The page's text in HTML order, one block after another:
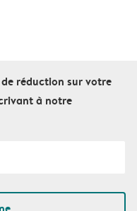
réduction sur votre
à notre